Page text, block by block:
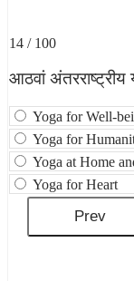
14 / 100
आठवां अंतरराष्ट्रीय
Yoga for Well-
Yoga for
Yoga at Home
Yoga for Heart